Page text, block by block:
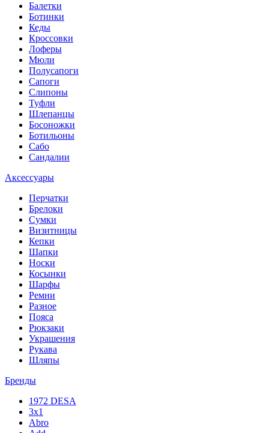
Балетки
Ботинки
Кеды
Кроссовки
Лоферы
Мюли
Полусапоги
Сапоги
Слипоны
Туфли
Шлепанцы
Босоножки
Ботильоны
Сабо
Сандалии
Аксессуары
Перчатки
Брелоки
Сумки
Визитницы
Кепки
Шапки
Носки
Косынки
Шарфы
Ремни
Разное
Пояса
Рюкзаки
Украшения
Рукава
Шляпы
Бренды
1972 DESA
3x1
Abro